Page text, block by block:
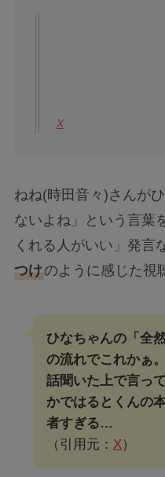
X
ねね(時田音々)さんが
ないよね」という言葉
くれる人がいい」発言
つけのように感じた視
ひなちゃんの「全
の流れでこれかぁ
話聞いた上で言っ
かではるとくんの
者すぎる…
（引用元： X）